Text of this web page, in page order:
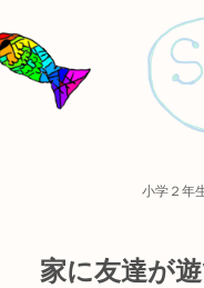
小学２年
家に友達が